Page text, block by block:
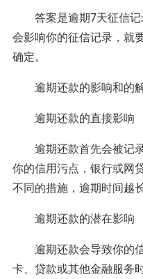
答案是逾期7天征信
会影响你的征信记录，就
确定。
逾期还款的影响和的
逾期还款的直接影响
逾期还款首先会被记
你的信用污点，银行或网
不同的措施，逾期时间越
逾期还款的潜在影响
逾期还款会导致你的
卡、贷款或其他金融服务